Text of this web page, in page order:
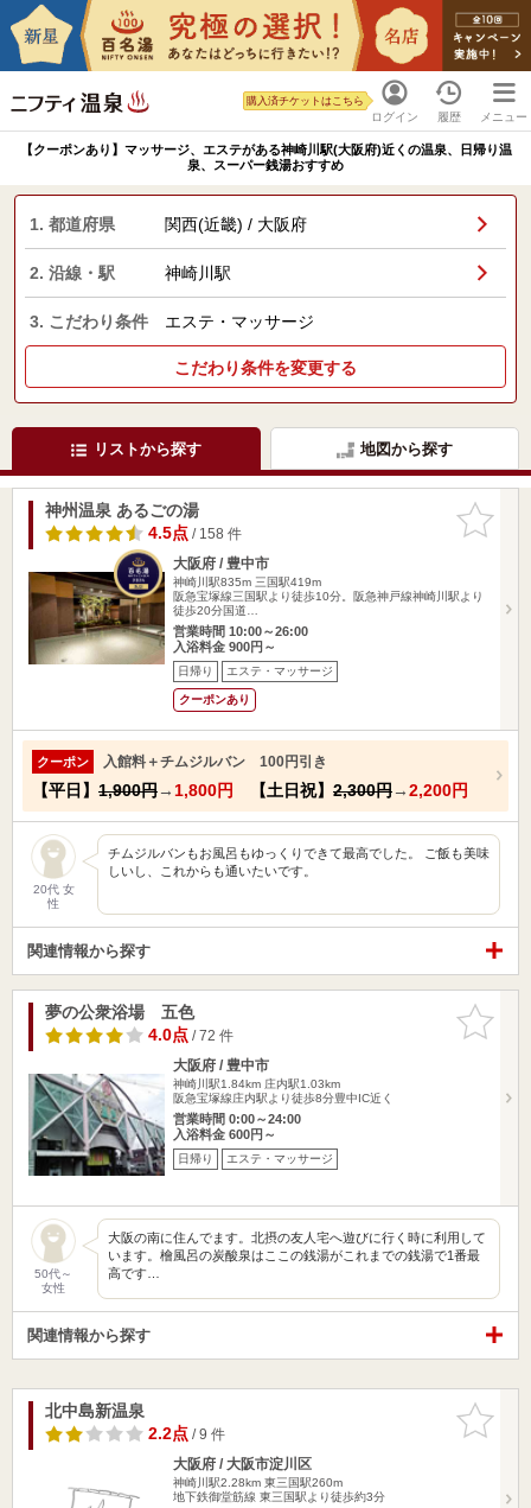
ログイン
購入済チケットはこちら
履歴 メニュー
【クーポンあり】マッサージ、エステがある神崎川駅(大阪府)近くの温泉、日帰り温
泉、スーパー銭湯おすすめ
1. 都道府県 関西(近畿) / 大阪府
2. 沿線・駅 神崎川駅
3. こだわり条件 エステ・マッサージ
こだわり条件を変更する
リストから探す 地図から探す
お気に入
りに追加
神州温泉 あるごの湯
4.5点/ 158 件
大阪府 / 豊中市
神崎川駅835m 三国駅419m
阪急宝塚線三国駅より徒歩10分。阪急神戸線神崎川駅より
徒歩20分国道…
営業時間 10:00～26:00
入浴料金 900円～
日帰り エステ・マッサージ
クーポンあり
クーポン 入館料＋チムジルバン 100円引き
【平日】 1,900円→ 1,800円 【土日祝】 2,300円→2,200円
20代 女
性
チムジルバンもお風呂もゆっくりできて最高でした。 ご飯も美味
しいし、これからも通いたいです。
関連情報から探す
お気に入
りに追加
夢の公衆浴場 五色
4.0点/ 72 件
大阪府 / 豊中市
神崎川駅1.84km 庄内駅1.03km
阪急宝塚線庄内駅より徒歩8分豊中IC近く
営業時間 0:00～24:00
入浴料金 600円～
日帰り エステ・マッサージ
50代～
女性
大阪の南に住んでます。北摂の友人宅へ遊びに行く時に利用して
います。檜風呂の炭酸泉はここの銭湯がこれまでの銭湯で1番最
高です…
関連情報から探す
お気に入
りに追加
北中島新温泉
2.2点/ 9 件
大阪府 / 大阪市淀川区
神崎川駅2.28km 東三国駅260m
地下鉄御堂筋線 東三国駅より徒歩約3分